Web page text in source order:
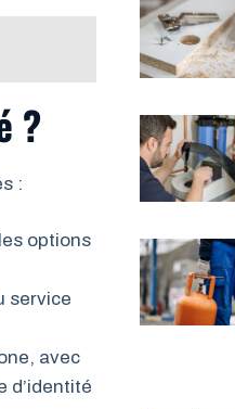
?
:
options
service
avec
d’identité